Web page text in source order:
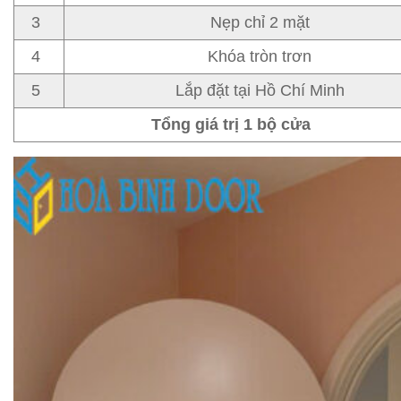
3
Nẹp chỉ 2 mặt
4
Khóa tròn trơn
5
Lắp đặt tại Hồ Chí Minh
Tổng giá trị 1 bộ cửa